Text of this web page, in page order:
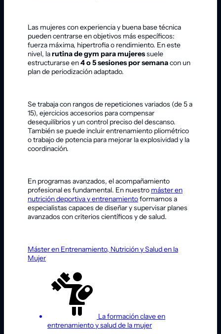
Las mujeres con experiencia y buena base técnica
pueden centrarse en objetivos más específicos:
fuerza máxima, hipertrofia o rendimiento. En este
nivel, larutina de gym para mujeressuele
estructurarse en4 o 5 sesiones por semanacon un
plan de periodización adaptado.
Se trabaja con rangos de repeticiones variados (de 5 a
15), ejercicios accesorios para compensar
desequilibrios y un control preciso del descanso.
También se puede incluir entrenamiento pliométrico
o trabajo de potencia para mejorar la explosividad y la
coordinación.
En programas avanzados, el acompañamiento
profesional es fundamental. En nuestro máster en
nutrición deportiva y entrenamientoformamos a
especialistas capaces de diseñar y supervisar planes
avanzados con criterios científicos y de salud.
Máster en Entrenamiento, Nutrición y Salud en la
Mujer
La formación clave en
entrenamiento y salud de la mujer